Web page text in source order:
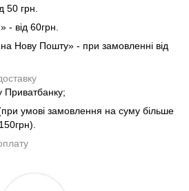
50 грн.
- від 60грн.
Нову Пошту» - при замовленні від
Приватбанку;
умові замовлення на суму більше